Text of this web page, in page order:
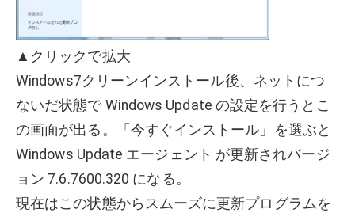
▲クリックで拡大
Windows7クリーンインストール後、ネットにつ
ないだ状態で Windows Update の設定を行うとこ
の画面が出る。「今すぐインストール」を選ぶと
Windows Update エージェント が更新されバージ
ョン 7.6.7600.320 になる。
現在はこの状態からスムーズに更新プログラムを